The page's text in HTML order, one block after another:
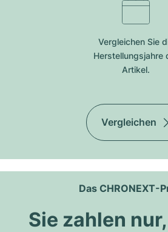
Vergleichen Sie
Herstellungsjahre
Artikel.
Vergleichen
Das CHRONEXT-
Sie zahlen